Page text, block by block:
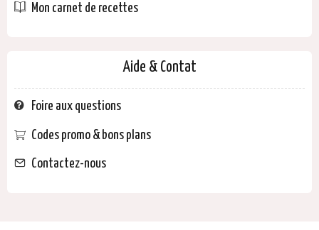
Mon carnet de recettes
Aide & Contat
Foire aux questions
Codes promo & bons plans
Contactez-nous